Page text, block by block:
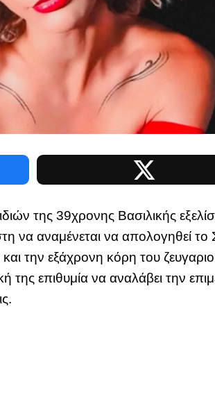
της 39χρονης Βασιλικής
να αναμένεται να απολογηθεί το
την εξάχρονη κόρη του
επιθυμία να αναλάβει την